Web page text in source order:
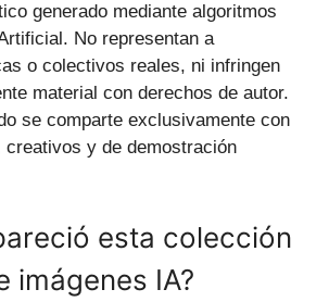
generado mediante algoritmos
No representan a
o colectivos reales, ni infringen
material con derechos de autor.
se comparte exclusivamente con
y de demostración
esta colección
imágenes IA?